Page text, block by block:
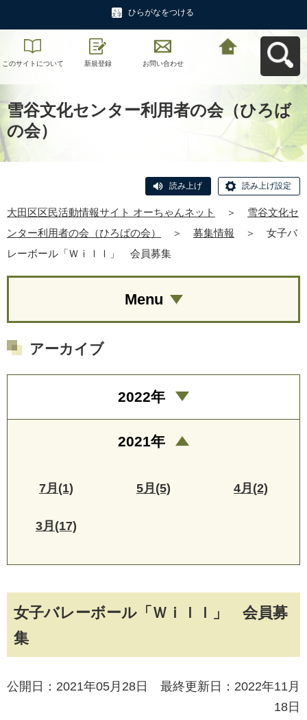
ひらがなをつける
このサイトについて 新規登録 お問い合わせ
雪谷文化センター利用者の会（ひろば
の会）
読み上げ 読み上げ設定
大田区区民活動情報サイト オーちゃんネット ＞
雪谷文化セ
ンター利用者の会（ひろばの会）
＞ 募集情報 ＞
女子バ
レーボール「Ｗｉｌｌ」 会員募集
女子バレーボール「Ｗｉｌｌ」 会員募
集
公開日：2021年05月28日 最終更新日：2022年11月
18日
Menu
アーカイブ
2022年
2021年
7月(1) 5月(5) 4月(2)
3月(17)